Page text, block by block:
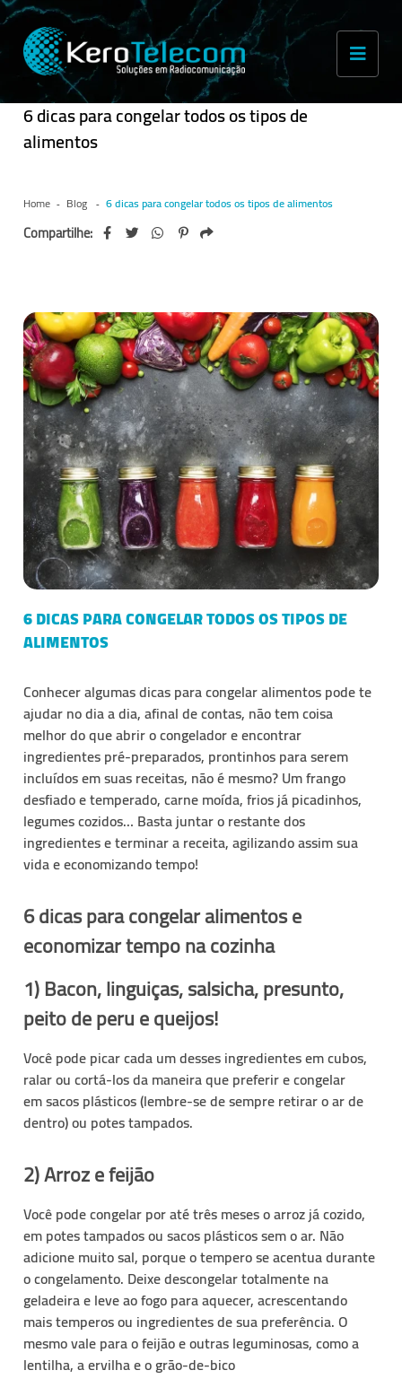
6 dicas para congelar todos os tipos de
alimentos
Home Blog 6 dicas para congelar todos os tipos de alimentos
Compartilhe:
6 DICAS PARA CONGELAR TODOS OS TIPOS DE
ALIMENTOS
Conhecer algumas dicas paracongelar alimentospode te
ajudar no dia a dia, afinal de contas, não tem coisa
melhor do que abrir ocongeladore encontrar
ingredientes pré-preparados, prontinhos para serem
incluídos em suas receitas, não é mesmo? Um frango
desfiado e temperado, carne moída, frios já picadinhos,
legumes cozidos… Basta juntar o restante dos
ingredientes e terminar a receita, agilizando assim sua
vida eeconomizandotempo!
6 dicas para congelar alimentos e
economizar tempo na cozinha
1) Bacon, linguiças, salsicha, presunto,
peito de peru e queijos!
Você pode picar cada um desses ingredientes em cubos,
ralar ou cortá-los da maneira que preferir e congelar
emsacos plásticos(lembre-se de sempre retirar o ar de
dentro) ou potes tampados.
2) Arroz e feijão
Você pode congelar por até três meses o arroz já cozido,
em potes tampados ou sacos plásticos sem o ar. Não
adicione muito sal, porque o tempero seacentuadurante
o congelamento. Deixe descongelar totalmente na
geladeira e leve ao fogo para aquecer, acrescentando
mais temperos ou ingredientes de sua preferência. O
mesmo vale para ofeijãoe outrasleguminosas, como a
lentilha, a ervilha e o grão-de-bico